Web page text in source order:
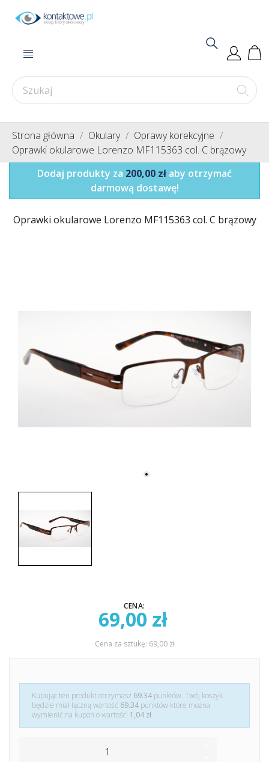
Strona główna Okulary
Oprawy korekcyjne
Oprawki okularowe Lorenzo MF115363 col. C brązowy
Dodaj produkty za 200,00 zł aby otrzymać
darmową dostawę!
Oprawki okularowe Lorenzo MF115363 col. C brązowy
CENA:
69,00 zł
Cena za sztukę: 69,00 zł
Kupując ten produkt otrzymasz 69.34 punktów. Twój koszyk
będzie miał łączną wartość 69.34 punktów które można
wymienić na kupon o wartości 1,04 zł.